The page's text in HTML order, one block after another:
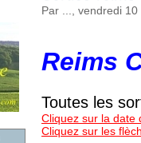
Par ..., vendredi
Reims
Toutes les
Cliquez sur la date
Cliquez sur les